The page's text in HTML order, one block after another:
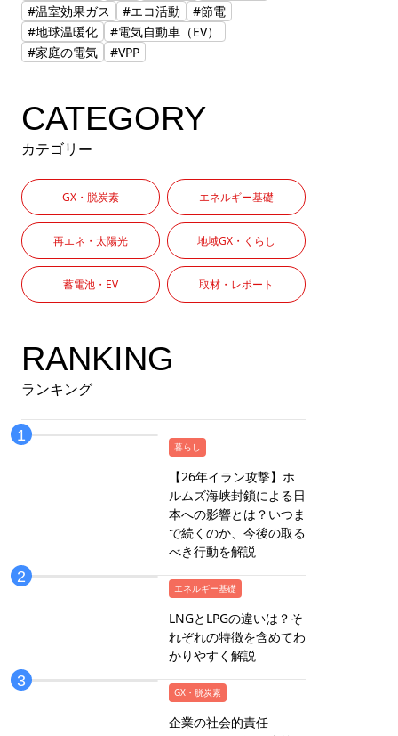
#温室効果ガス
#エコ活動
#節電
#地球温暖化
#電気自動車（EV）
#家庭の電気
#VPP
CATEGORY
カテゴリー
GX・脱炭素 エネルギー基礎
再エネ・太陽光 地域GX・くらし
蓄電池・EV 取材・レポート
RANKING
ランキング
暮らし
【26年イラン攻撃】ホ
ルムズ海峡封鎖による日
本への影響とは？いつま
で続くのか、今後の取る
べき行動を解説
エネルギー基礎
LNGとLPGの違いは？そ
れぞれの特徴を含めてわ
かりやすく解説
GX・脱炭素
企業の社会的責任